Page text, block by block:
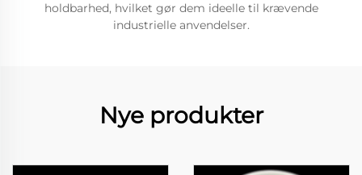
holdbarhed, hvilket gør dem ideelle til krævende
industrielle anvendelser.
Nye produkter